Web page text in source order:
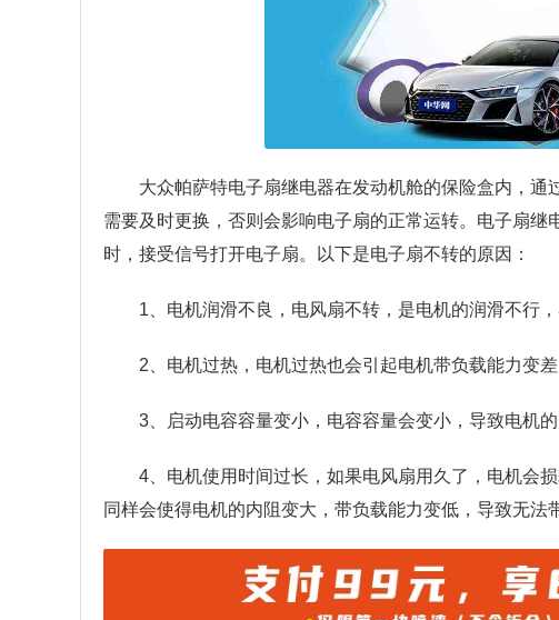
大众帕萨特电子扇继电器在发动机舱的保险盒内，
需要及时更换，否则会影响电子扇的正常运转。电子扇
时，接受信号打开电子扇。以下是电子扇不转的原因：
1、电机润滑不良，电风扇不转，是电机的润滑不行
2、电机过热，电机过热也会引起电机带负载能力变
3、启动电容容量变小，电容容量会变小，导致电机
4、电机使用时间过长，如果电风扇用久了，电机会
同样会使得电机的内阻变大，带负载能力变低，导致无法